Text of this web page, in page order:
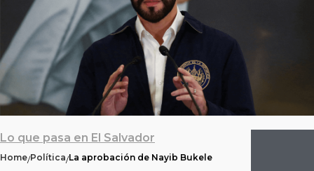
Lo que pasa en El Salvador
Home/Política/La aprobación de Nayib Bukele